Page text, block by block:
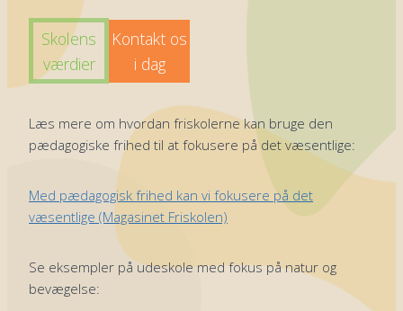
Skolens
værdier
Kontakt os
i dag
Læs mere om hvordan friskolerne kan bruge den
pædagogiske frihed til at fokusere på det væsentlige:
Med pædagogisk frihed kan vi fokusere på det
væsentlige (Magasinet Friskolen)
Se eksempler på udeskole med fokus på natur og
bevægelse: